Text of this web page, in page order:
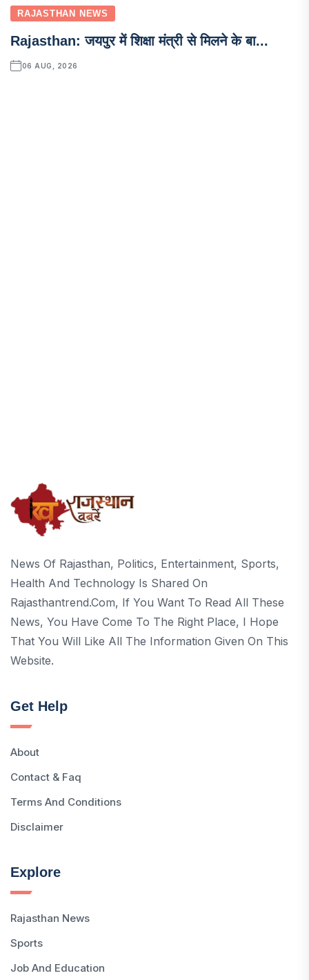
RAJASTHAN NEWS
Rajasthan: जयपुर में शिक्षा मंत्री से मिलने के बा...
06 AUG, 2026
News Of Rajasthan, Politics, Entertainment, Sports,
Health And Technology Is Shared On
Rajasthantrend.com, If You Want To Read All These
News, You Have Come To The Right Place, I Hope
That You Will Like All The Information Given On This
Website.
Get Help
About
Contact & Faq
Terms And Conditions
Disclaimer
Explore
Rajasthan News
Sports
Job And Education